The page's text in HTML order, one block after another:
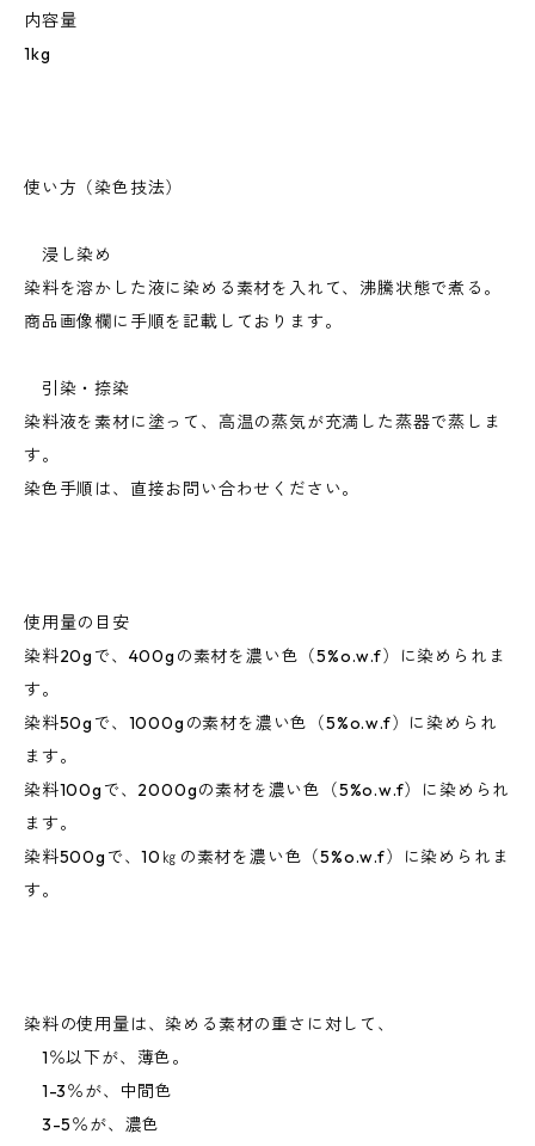
内容量
1kg
使い方（染色技法）
浸し染め
染料を溶かした液に染める素材を入れて、沸騰状態で煮る。
商品画像欄に手順を記載しております。
引染・捺染
染料液を素材に塗って、高温の蒸気が充満した蒸器で蒸しま
す。
染色手順は、直接お問い合わせください。
使用量の目安
染料20gで、400gの素材を濃い色（5%o.w.f）に染められま
す。
染料50gで、1000gの素材を濃い色（5%o.w.f）に染められ
ます。
染料100gで、2000gの素材を濃い色（5%o.w.f）に染められ
ます。
染料500gで、10㎏の素材を濃い色（5%o.w.f）に染められま
す。
染料の使用量は、染める素材の重さに対して、
1％以下が、薄色。
1-3％が、中間色
3-5％が、濃色